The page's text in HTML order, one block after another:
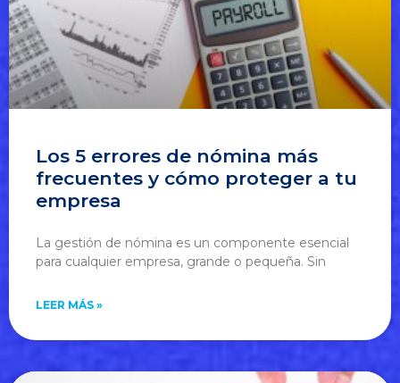
Los 5 errores de nómina más
frecuentes y cómo proteger a tu
empresa
La gestión de nómina es un componente esencial
para cualquier empresa, grande o pequeña. Sin
LEER MÁS »